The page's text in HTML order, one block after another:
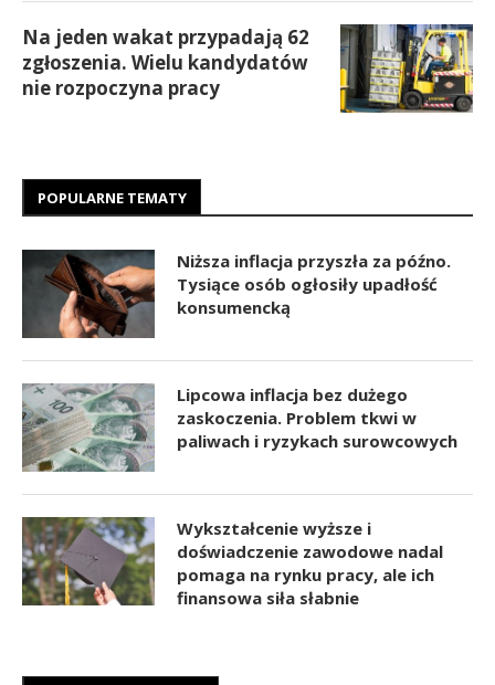
Na jeden wakat przypadają 62
zgłoszenia. Wielu kandydatów
nie rozpoczyna pracy
POPULARNE TEMATY
Niższa inflacja przyszła za późno.
Tysiące osób ogłosiły upadłość
konsumencką
Lipcowa inflacja bez dużego
zaskoczenia. Problem tkwi w
paliwach i ryzykach surowcowych
Wykształcenie wyższe i
doświadczenie zawodowe nadal
pomaga na rynku pracy, ale ich
finansowa siła słabnie